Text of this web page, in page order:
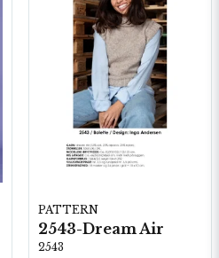
PATTERN
2543-Dream Air
2543